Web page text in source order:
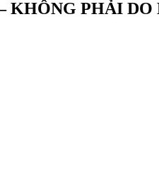
KHÔNG PHẢI